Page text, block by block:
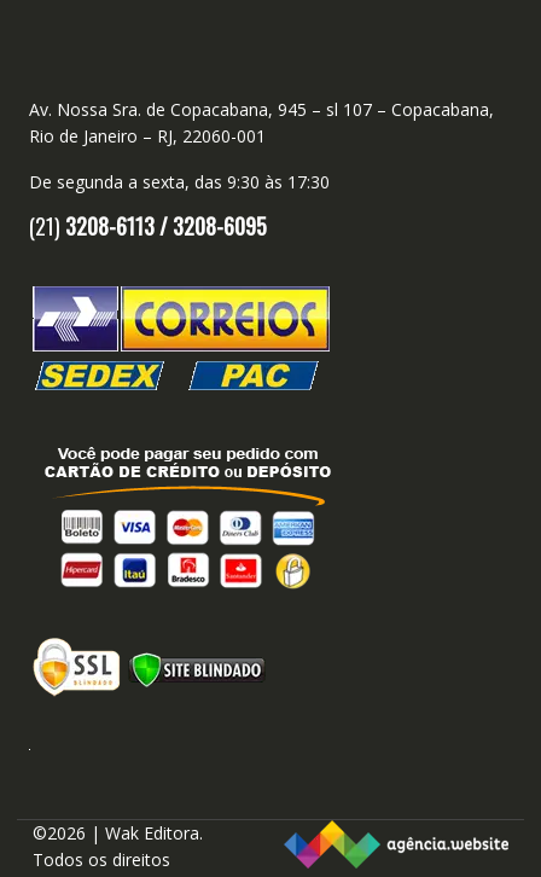
Av. Nossa Sra. de Copacabana, 945 – sl 107 – Copacabana,
Rio de Janeiro – RJ, 22060-001
De segunda a sexta, das 9:30 às 17:30
(21) 3208-6113 /3208-6095
©2026 | Wak Editora.
Todos os direitos